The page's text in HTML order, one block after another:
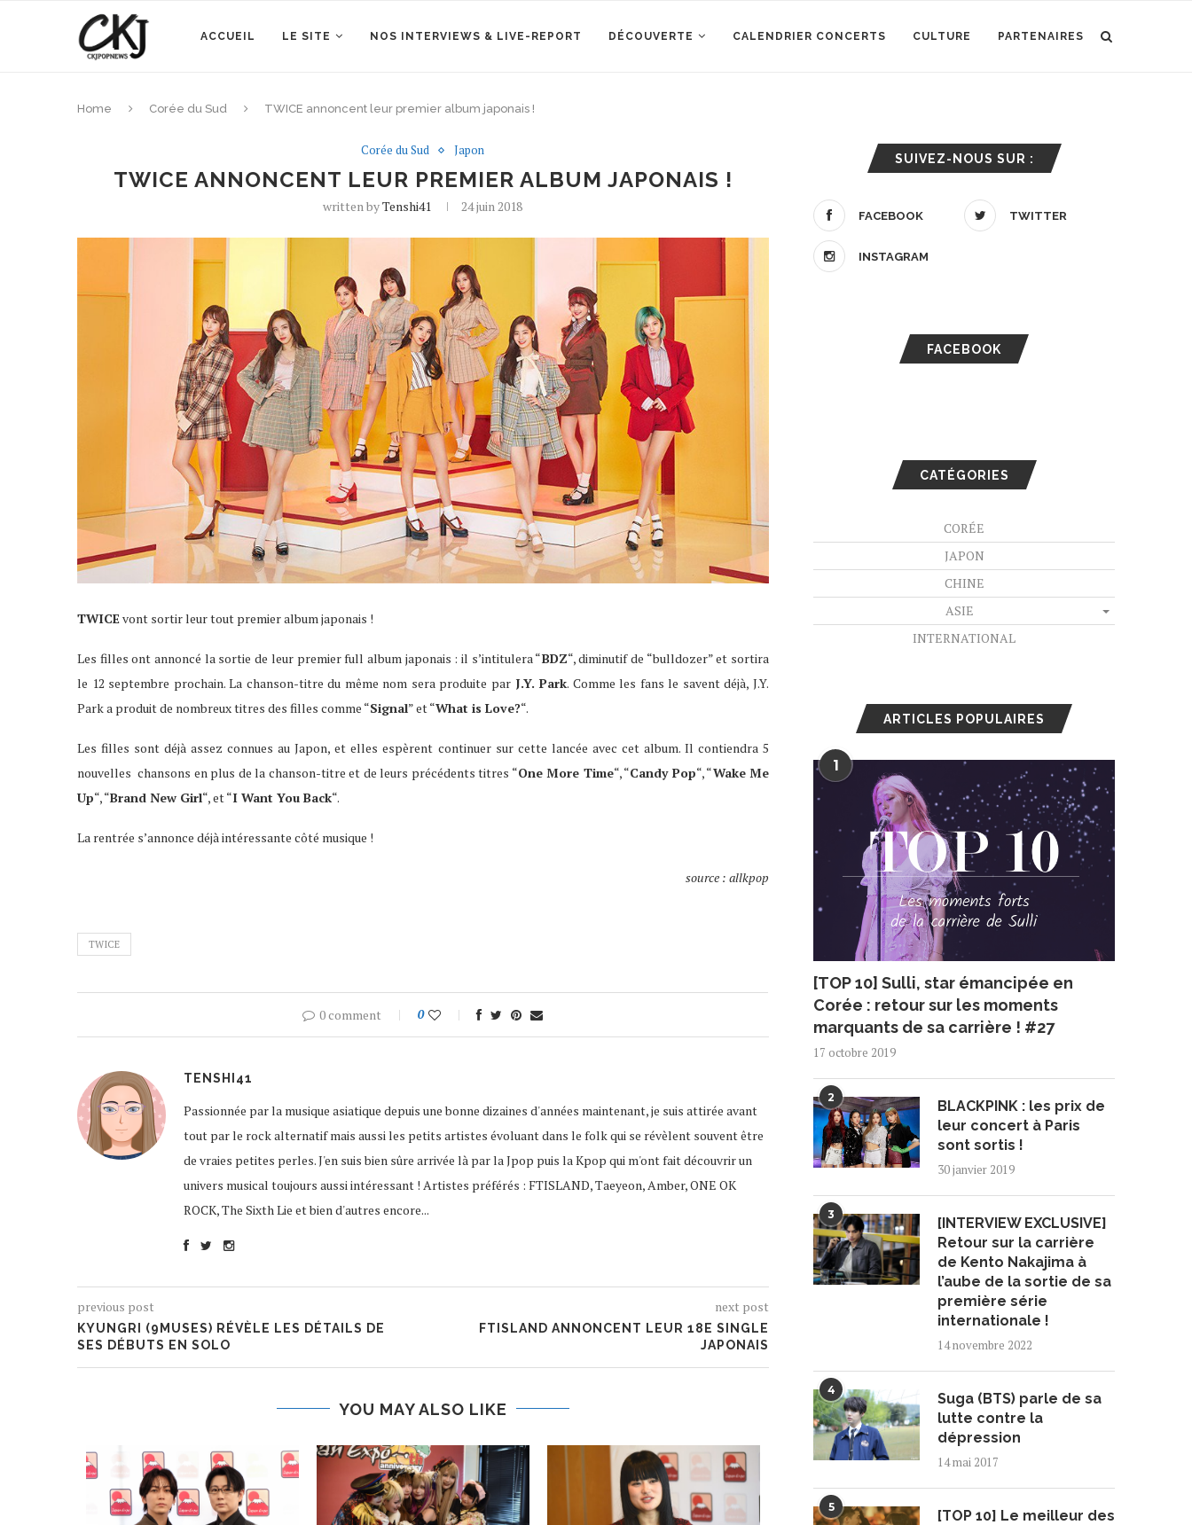
ACCUEIL LE SITE NOS INTERVIEWS & LIVE-REPORT DÉCOUVERTE CALENDRIER CONCERTS CULTURE PARTENAIRES
Home Corée du Sud TWICE annoncent leur premier album japonais !
Corée du Sud Japon
TWICE ANNONCENT LEUR PREMIER ALBUM JAPONAIS !
written byTenshi41 24 juin 2018
TWICEvont sortir leur tout premier album japonais !
Les filles ont annoncé la sortie de leur premier full album japonais : il s’intitulera “BDZ“, diminutif de “bulldozer” et sortira
le 12 septembre prochain. La chanson-titre du même nom sera produite par J.Y. Park. Comme les fans le savent déjà, J.Y.
Park a produit de nombreux titres des filles comme “Signal” et “What is Love?“.
Les filles sont déjà assez connues au Japon, et elles espèrent continuer sur cette lancée avec cet album. Il contiendra 5
nouvelles chansons en plus de la chanson-titre et de leurs précédents titres “One More Time“, “Candy Pop“, “Wake Me
Up“, “Brand New Girl“, et “I Want You Back“.
La rentrée s’annonce déjà intéressante côté musique !
source : allkpop
TWICE
0 comment 0
TENSHI41
Passionnée par la musique asiatique depuis une bonne dizaines d'années maintenant, je suis attirée avant
tout par le rock alternatif mais aussi les petits artistes évoluant dans le folk qui se révèlent souvent être
de vraies petites perles. J'en suis bien sûre arrivée là par la Jpop puis la Kpop qui m'ont fait découvrir un
univers musical toujours aussi intéressant ! Artistes préférés : FTISLAND, Taeyeon, Amber, ONE OK
ROCK, The Sixth Lie et bien d'autres encore...
previous post
KYUNGRI (9MUSES) RÉVÈLE LES DÉTAILS DE
SES DÉBUTS EN SOLO
next post
FTISLAND ANNONCENT LEUR 18E SINGLE
JAPONAIS
YOU MAY ALSO LIKE
SUIVEZ-NOUS SUR :
FACEBOOK TWITTER
INSTAGRAM
FACEBOOK
CATÉGORIES
CORÉE
JAPON
CHINE
ASIE
INTERNATIONAL
ARTICLES POPULAIRES
1
[TOP 10] Sulli, star émancipée en
Corée : retour sur les moments
marquants de sa carrière ! #27
17 octobre 2019
2
BLACKPINK : les prix de
leur concert à Paris
sont sortis !
30 janvier 2019
3
[INTERVIEW EXCLUSIVE]
Retour sur la carrière
de Kento Nakajima à
l’aube de la sortie de sa
première série
internationale !
14 novembre 2022
4
Suga (BTS) parle de sa
lutte contre la
dépression
14 mai 2017
5
[TOP 10] Le meilleur des